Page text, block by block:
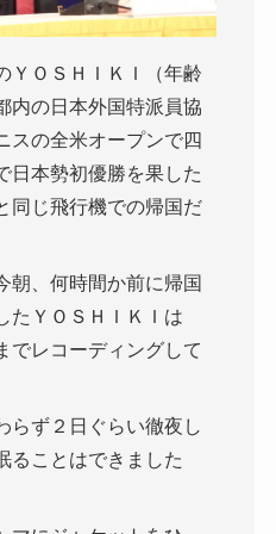
ＹＯＳＨＩＫＩ（年齢
内の日本外国特派員協
スの全米オープンで四
日本勢初優勝を果した
同じ飛行機での帰国だ
朝、何時間か前に帰国
たＹＯＳＨＩＫＩは
でレコーディングして
らず２日ぐらい徹夜し
ることはできました